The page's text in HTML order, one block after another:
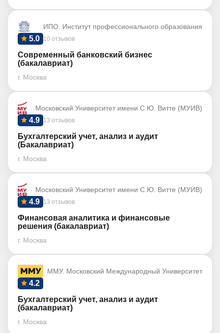
ИПО. Институт профессионального образования
10 отзывов
5.0
Современный банковский бизнес
(бакалавриат)
г. Москва
Московский Университет имени С.Ю. Витте (МУИВ)
13 отзывов
4.9
Бухгалтерский учет, анализ и аудит
(Бакалавриат)
г. Москва
Московский Университет имени С.Ю. Витте (МУИВ)
13 отзывов
4.9
Финансовая аналитика и финансовые
решения (бакалавриат)
г. Москва
ММУ. Московский Международный Университет
4.2
Бухгалтерский учет, анализ и аудит
(бакалавриат)
г. Москва